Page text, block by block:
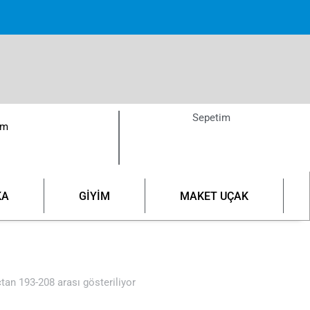
Sepetim
GİYİM MAKET UÇAK
193-208 arası gösteriliyor